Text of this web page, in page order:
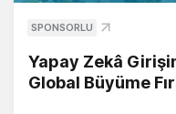
SPONSORLU
Yapay Zekâ
Global Büyüme